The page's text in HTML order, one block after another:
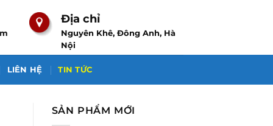
Địa chỉ
Nguyên Khê, Đông Anh, Hà
Nội
LIÊN HỆ TIN TỨC
SẢN PHẨM MỚI